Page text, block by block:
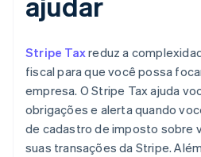
Stripe Taxreduz a
fiscal para que você possa
empresa. O Stripe Tax ajuda
obrigações e alerta quando
de cadastro de imposto sobre
suas transações da Stripe.